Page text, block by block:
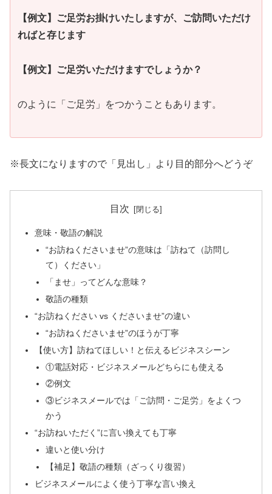
【例文】ご足労お掛けいたしますが、ご訪問いただけ
ればと存じます
【例文】ご足労いただけますでしょうか？
のように「ご足労」をつかうこともあります。
※長文になりますので「見出し」より目的部分へどうぞ
目次
意味・敬語の解説
“お訪ねくださいませ”の意味は「訪ねて（訪問し
て）ください」
「ませ」ってどんな意味？
敬語の種類
“お訪ねください vs くださいませ”の違い
“お訪ねくださいませ”のほうが丁寧
【使い方】訪ねてほしい！と伝えるビジネスシーン
①電話対応・ビジネスメールどちらにも使える
②例文
③ビジネスメールでは「ご訪問・ご足労」をよくつ
かう
“お訪ねいただく”に言い換えても丁寧
違いと使い分け
【補足】敬語の種類（ざっくり復習）
ビジネスメールによく使う丁寧な言い換え